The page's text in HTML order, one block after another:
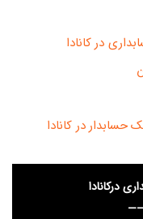
در کانادا
حسابدار در کانادا
درکانادا